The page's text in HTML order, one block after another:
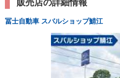
冨士自動車 スバルショップ鯖江